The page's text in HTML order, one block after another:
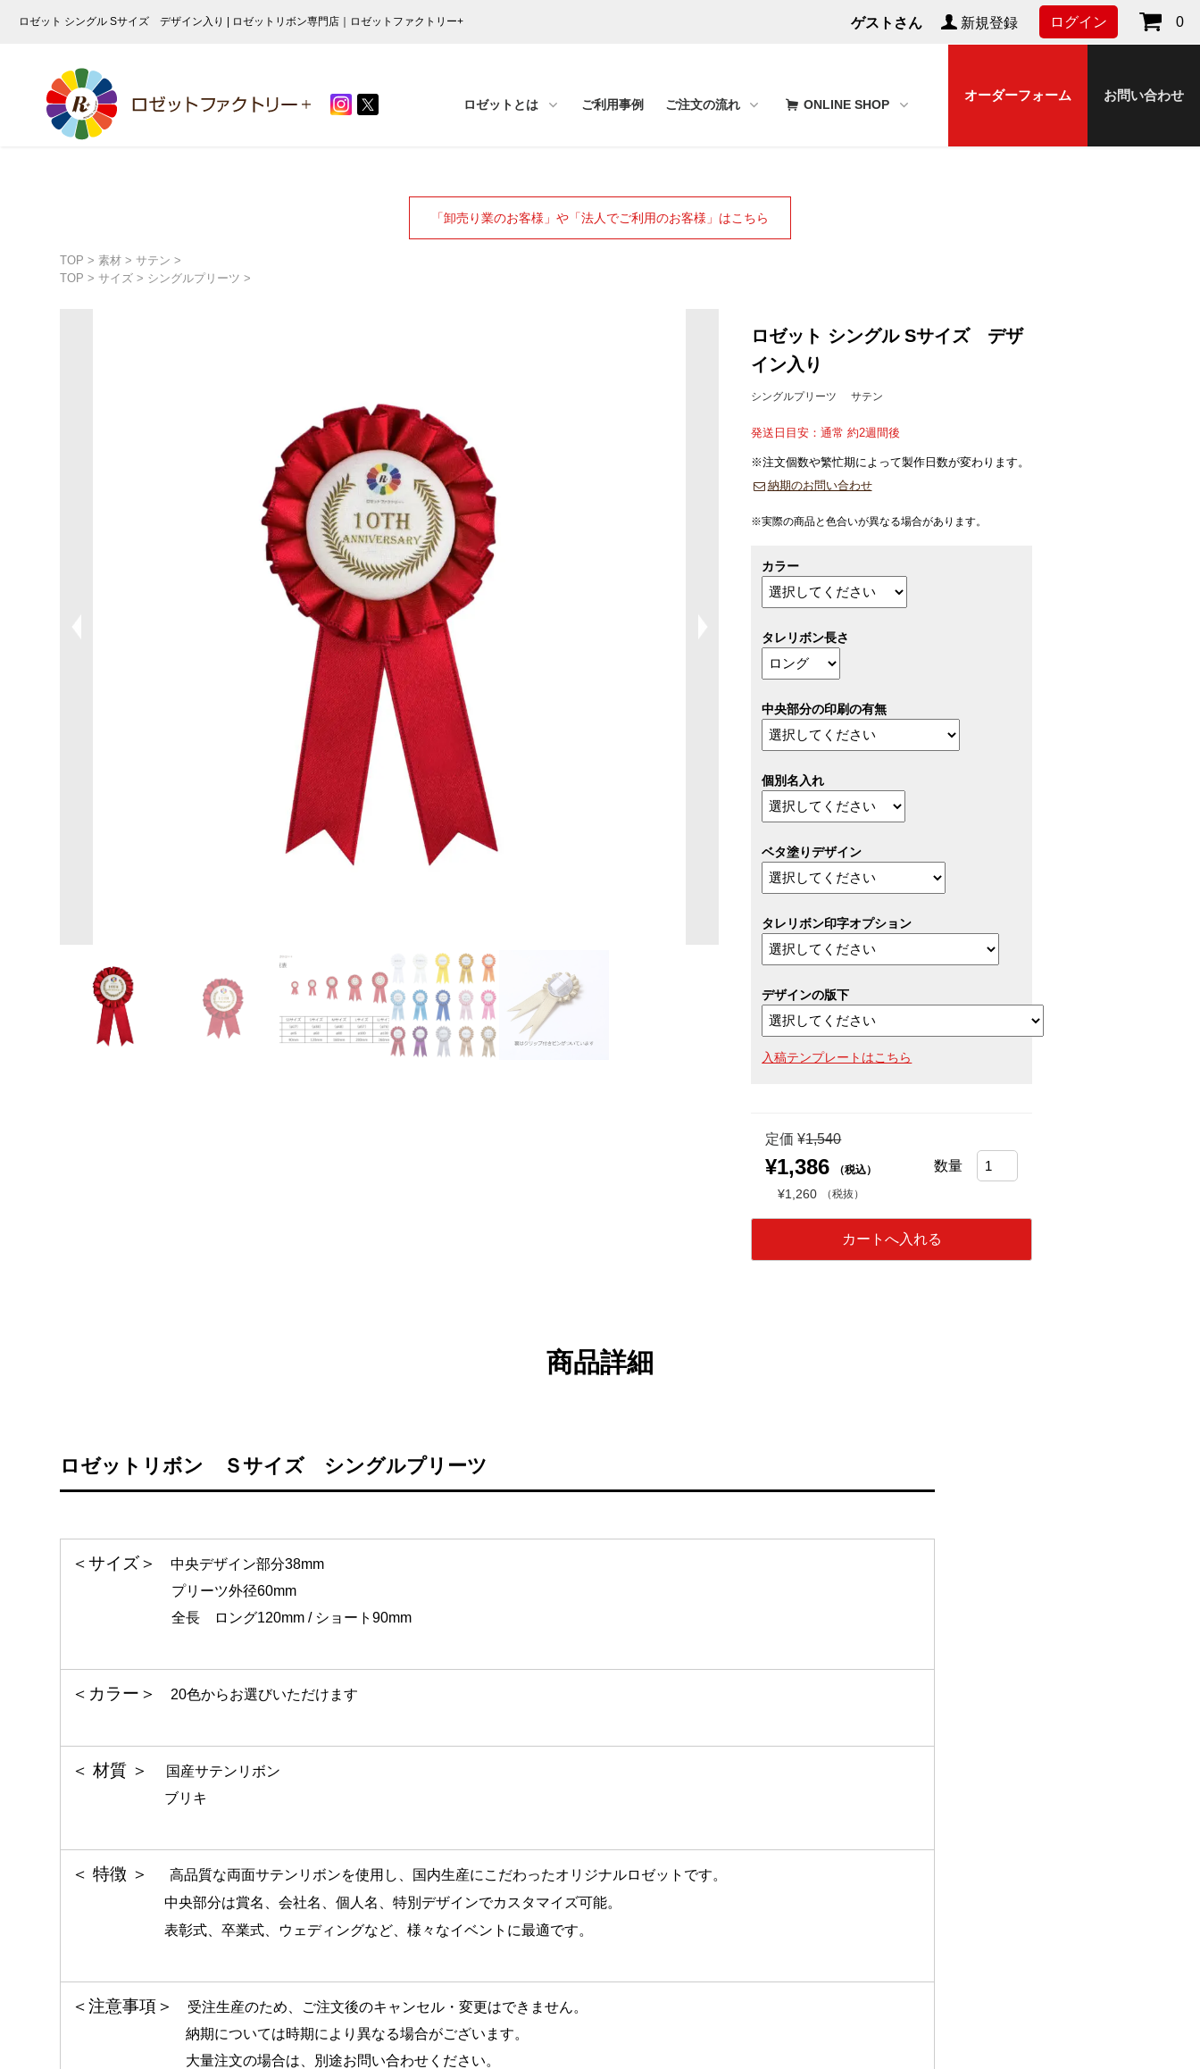
ロゼット シングル Sサイズ デザイン入り | ロゼットリボン専門店｜ロゼットファクトリー+ ゲストさん 新規登録 ログイン 0
ロゼットとは ご利用事例 ご注文の流れ ONLINE SHOP
オーダーフォーム お問い合わせ
「卸売り業のお客様」や「法人でご利用のお客様」はこちら
TOP >素材 >サテン >
TOP >サイズ > シングルプリーツ >
ロゼット シングル Sサイズ デザ
イン入り
シングルプリーツ サテン
発送日目安：通常 約2週間後
※注文個数や繁忙期によって製作日数が変わります。
納期のお問い合わせ
※実際の商品と色合いが異なる場合があります。
カラー
タレリボン長さ
中央部分の印刷の有無
個別名入れ
ベタ塗りデザイン
タレリボン印字オプション
デザインの版下
入稿テンプレートはこちら
定価 ¥1,540
¥1,386 （税込）
¥1,260 （税抜）
数量
商品詳細
ロゼットリボン Ｓサイズ シングルプリーツ
＜サイズ＞
中央デザイン部分38mm
プリーツ外径60mm
全長 ロング120mm / ショート90mm
＜カラー＞ 20色からお選びいただけます
＜ 材質 ＞
国産サテンリボン
ブリキ
＜ 特徴 ＞高品質な両面サテンリボンを使用し、国内生産にこだわったオリジナルロゼットです。
中央部分は賞名、会社名、個人名、特別デザインでカスタマイズ可能。
表彰式、卒業式、ウェディングなど、様々なイベントに最適です。
＜注意事項＞
受注生産のため、ご注文後のキャンセル・変更はできません。
納期については時期により異なる場合がございます。
大量注文の場合は、別途お問い合わせください。